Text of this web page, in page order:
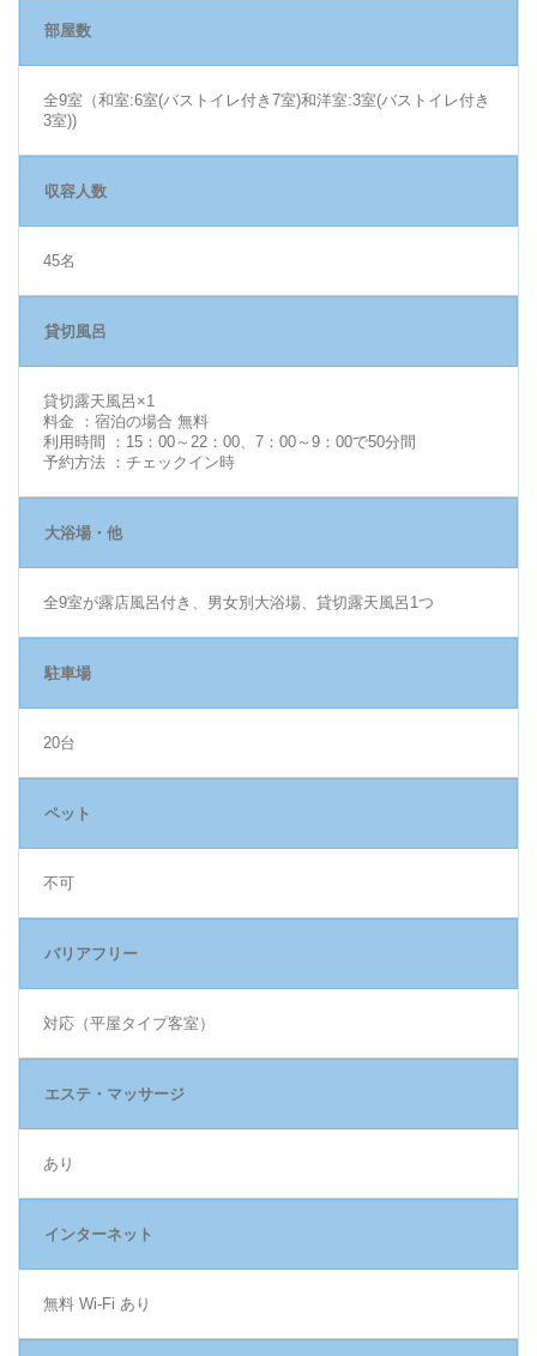
部屋数
全9室（和室:6室(バストイレ付き7室)和洋室:3室(バストイレ付き
3室))
収容人数
45名
貸切風呂
貸切露天風呂×1
料金 ：宿泊の場合 無料
利用時間 ：15：00～22：00、7：00～9：00で50分間
予約方法 ：チェックイン時
大浴場・他
全9室が露店風呂付き、男女別大浴場、貸切露天風呂1つ
駐車場
20台
ペット
不可
バリアフリー
対応（平屋タイプ客室）
エステ・マッサージ
あり
インターネット
無料 Wi-Fi あり